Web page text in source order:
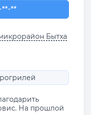
21
**-**
Бытха
На прошлой